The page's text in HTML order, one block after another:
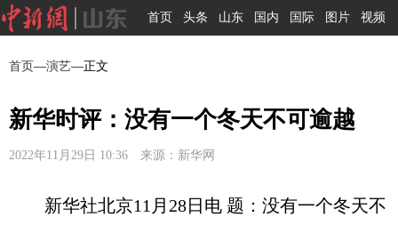
首页 头条 山东 国内 国际 图片 视频
首页—演艺—正文
新华时评：没有一个冬天不可逾越
2022年11月29日 10:36 来源：新华网
新华社北京11月28日电 题：没有一个冬天不